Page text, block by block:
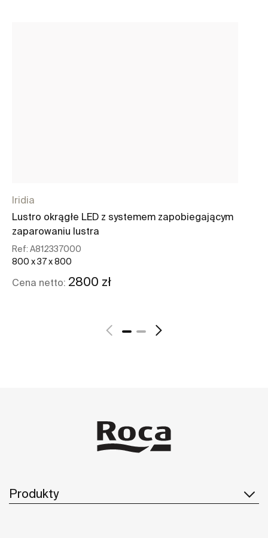
Iridia
Lustro okrągłe LED z systemem zapobiegającym
zaparowaniu lustra
Ref: A812337000
800 x 37 x 800
Cena netto: 2800 zł
Zobacz więcej
Produkty